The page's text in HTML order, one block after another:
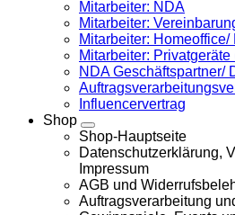
Mitarbeiter: NDA
Mitarbeiter:
Mitarbeiter:
Mitarbeiter: Privatgeräte
NDA Geschäftspartner/
Influencervertrag
Shop
Shop-Hauptseite
Datenschutzerklärung,
Impressum
AGB und
Auftragsverarbeitung